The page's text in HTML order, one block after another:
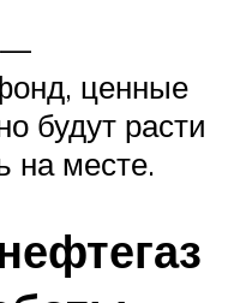
—
ценные
будут расти
на месте.